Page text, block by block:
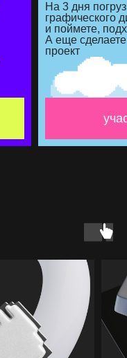
На 3 дня
графического
и поймете,
А еще
проект